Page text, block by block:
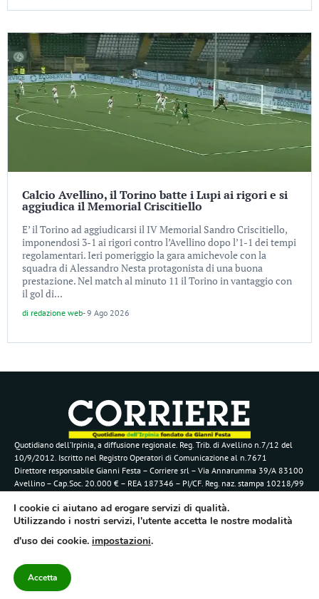
Calcio Avellino, il Torino batte i Lupi ai rigori e si
aggiudica il Memorial Criscitiello
E’ il Torino ad aggiudicarsi il IV Memorial Sandro Criscitiello,
imponendosi 3-1 ai rigori contro l’Avellino dopo l’1-1 dei tempi
regolamentari. Ieri pomeriggio la gara amichevole con la
squadra di Alessandro Nesta protagonista di una buona
prestazione. Nel match al minuto 11 il Torino in vantaggio con
il gol di...
di redazione web-9 Ago 2026
Quotidiano dell’Irpinia, a diffusione regionale. Reg. Trib. di Avellino n.7/12 del
10/9/2012. Iscritto nel Registro Operatori di Comunicazione al n.7671
Direttore responsabile Gianni Festa – Corriere srl – Via Annarumma 39/A 83100
Avellino – Cap.Soc. 20.000 € – REA 187346 – PI/CF. Reg. naz. stampa 10218/99
Categorie
Campania
Economia
Approfondimenti
L’editoriale
Contattaci
I cookie ci aiutano ad erogare servizi di qualità.
Utilizzando i nostri servizi, l'utente accetta le nostre modalità
d'uso dei cookie. impostazioni.
Accetta